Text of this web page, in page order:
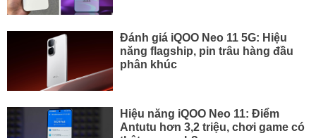
Đánh giá iQOO Neo 11 5G: Hiệu
năng flagship, pin trâu hàng đầu
phân khúc
Hiệu năng iQOO Neo 11: Điểm
Antutu hơn 3,2 triệu, chơi game có